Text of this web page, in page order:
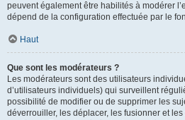
peuvent également être habilités à modérer
dépend de la configuration effectuée par le
Haut
Que sont les modérateurs ?
Les modérateurs sont des utilisateurs
d’utilisateurs individuels) qui surveillent
possibilité de modifier ou de supprimer les
déverrouiller, les déplacer, les fusionner et